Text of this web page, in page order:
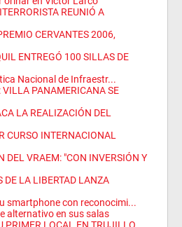
REUNIÓ A
CERVANTES 2006,
ENTREGÓ 100 SILLAS DE
Nacional de Infraestr...
VILLA PANAMERICANA SE
LA REALIZACIÓN DEL
CURSO INTERNACIONAL
DEL VRAEM: "CON INVERSIÓN Y
DE LA LIBERTAD LANZA
smartphone con reconocimi...
alternativo en sus salas